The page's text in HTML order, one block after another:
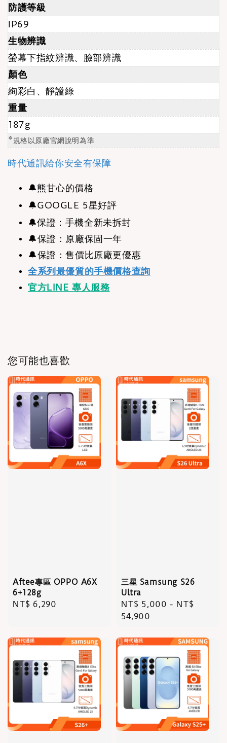
防護等級
IP69
生物辨識
螢幕下指紋辨識、臉部辨識
顏色
絢彩白、靜謐綠
重量
187g
*規格以原廠官網說明為準
時代通訊給你安全有保障
🔔熊甘心的價格
🔔GOOGLE 5星好評
🔔保證：手機全新未拆封
🔔保證：原廠保固一年
🔔保證：售價比原廠更優惠
全系列最優質的手機價格查詢
官方LINE 專人服務
您可能也喜歡
Aftee專區 OPPO A6X
6+128g
Regular
NT$ 6,290
三星 Samsung S26
Ultra
Regular
price
NT$ 5,000 - NT$
54,900